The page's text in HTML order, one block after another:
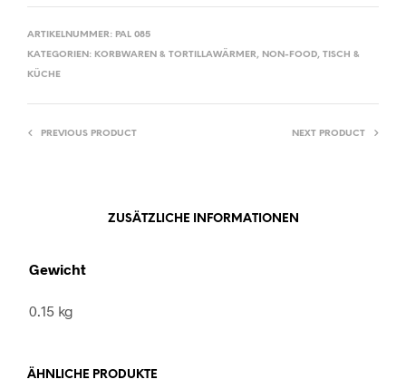
ARTIKELNUMMER: PAL 085
KATEGORIEN: KORBWAREN & TORTILLAWÄRMER, NON-FOOD, TISCH &
KÜCHE
PREVIOUS PRODUCT NEXT PRODUCT
ZUSÄTZLICHE INFORMATIONEN
Gewicht
0.15 kg
ÄHNLICHE PRODUKTE